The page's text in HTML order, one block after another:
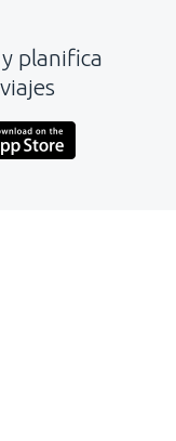
y planifica